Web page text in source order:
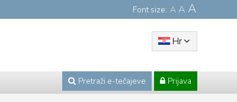
Font size: A A A
Hr
Pretraži e-tečajeve
Prijava